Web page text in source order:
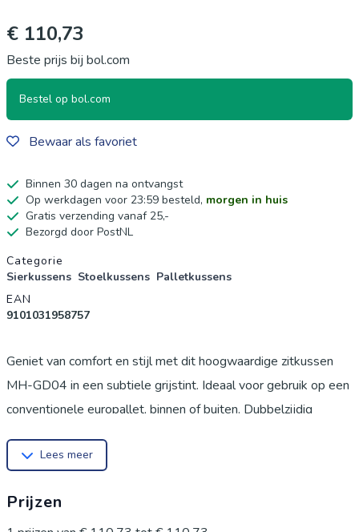
€ 110,73
Beste prijs bij bol.com
Bestel op bol.com
Bewaar als favoriet
Binnen 30 dagen na ontvangst
Op werkdagen voor 23:59 besteld, morgen in huis
Gratis verzending vanaf 25,-
Bezorgd door PostNL
Productgegevens
Categorie
Sierkussens Stoelkussens Palletkussens
EAN
9101031958757
Geniet van comfort en stijl met dit hoogwaardige zitkussen
MH-GD04 in een subtiele grijstint. Ideaal voor gebruik op een
conventionele europallet, binnen of buiten. Dubbelzijdig
een consistente uitstraling. Gemaakt van 100% polyester
vochtige doek of in de wasmachine op 30 °C. De vulling van
Lees meer
Prijzen